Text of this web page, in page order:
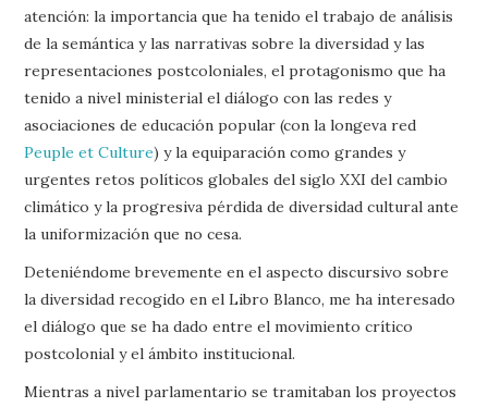
atención: la importancia que ha tenido el trabajo de análisis
de la semántica y las narrativas sobre la diversidad y las
representaciones postcoloniales, el protagonismo que ha
tenido a nivel ministerial el diálogo con las redes y
asociaciones de educación popular (con la longeva red
Peuple et Culture) y la equiparación como grandes y
urgentes retos políticos globales del siglo XXI del cambio
climático y la progresiva pérdida de diversidad cultural ante
la uniformización que no cesa.
Deteniéndome brevemente en el aspecto discursivo sobre
la diversidad recogido en el Libro Blanco, me ha interesado
el diálogo que se ha dado entre el movimiento crítico
postcolonial y el ámbito institucional.
Mientras a nivel parlamentario se tramitaban los proyectos